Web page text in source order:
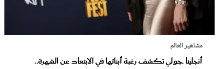
مشاهير العالم
أنجلينا جولي تكشف رغبة أبنائها في الابتعاد عن الشهرة..